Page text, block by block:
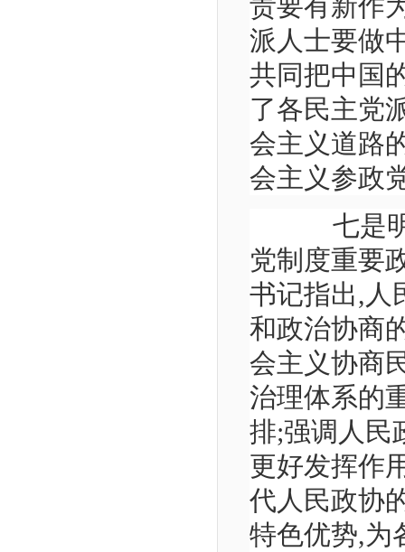
责要有新作
派人士要做
共同把中国
了各民主党
会主义道路
会主义参政
七是明
党制度重要
书记指出,人
和政治协商
会主义协商
治理体系的
排;强调人民
更好发挥作
代人民政协
特色优势,为